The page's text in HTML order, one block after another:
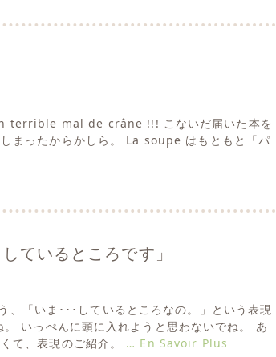
terrible mal de crâne !!! こないだ届いた本を
まったからかしら。 La soupe はもともと「パ
ているところです」
「いま･･･しているところなの。」という表現
いっぺんに頭に入れようと思わないでね。 あ
て、表現のご紹介。 … En Savoir Plus